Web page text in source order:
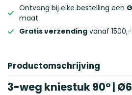
Ontvang bij elke bestelling een
maat
Gratis verzending vanaf
Productomschrijving
3-weg kniestuk 90° |